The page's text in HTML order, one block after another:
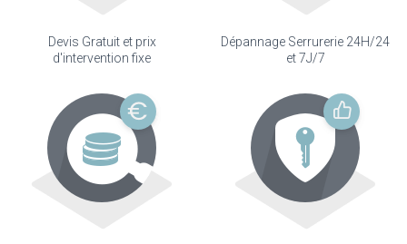
Devis Gratuit et prix
d'intervention fixe
Dépannage Serrurerie 24H/24
et 7J/7